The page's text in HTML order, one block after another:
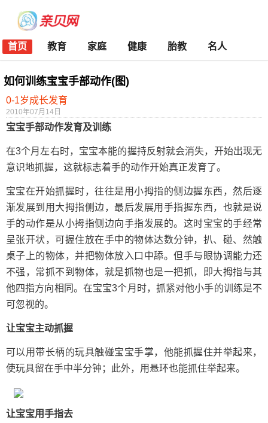
首页 教育 家庭 健康 胎教 名人
如何训练宝宝手部动作(图)
0-1岁成长发育
2010年07月14日
宝宝手部动作发育及训练
在3个月左右时，宝宝本能的握持反射就会消失，开始出现无
意识地抓握，这就标志着手的动作开始真正发育了。
宝宝在开始抓握时，往往是用小拇指的侧边握东西，然后逐
渐发展到用大拇指侧边，最后发展用手指握东西，也就是说
手的动作是从小拇指侧边向手指发展的。这时宝宝的手经常
呈张开状，可握住放在手中的物体达数分钟，扒、碰、然触
桌子上的物体，并把物体放入口中舔。但手与眼协调能力还
不强，常抓不到物体，就是抓物也是一把抓，即大拇指与其
他四指方向相同。在宝宝3个月时，抓紧对他小手的训练是不
可忽视的。
让宝宝主动抓握
可以用带长柄的玩具触碰宝宝手掌，他能抓握住并举起来，
使玩具留在手中半分钟；此外，用悬环也能抓住举起来。
让宝宝用手指去